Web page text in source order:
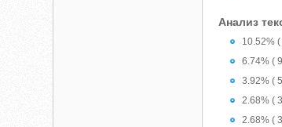
Анализ
10.52%
6.74% (
3.92% (
2.68% (
2.68% (